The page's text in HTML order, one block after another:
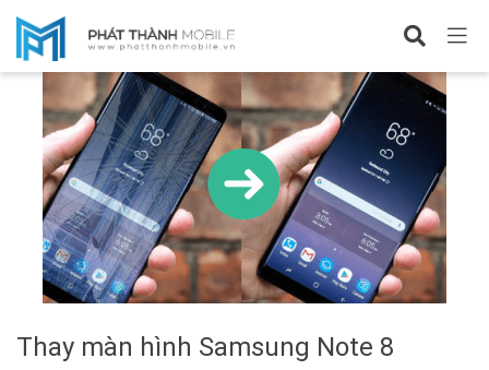
Sửa Samsung Note 8
Thay màn hình Samsung Note 8